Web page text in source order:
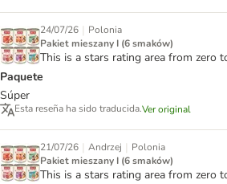
24/07/26 | Polonia
Pakiet mieszany I (6 smaków)
This is a stars rating area from zero
Paquete
Súper
Esta reseña ha sido traducida.Ver original
21/07/26 | Andrzej | Polonia
Pakiet mieszany I (6 smaków)
This is a stars rating area from zero